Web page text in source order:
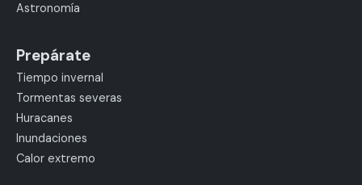
Astronomía
Prepárate
Tiempo invernal
Tormentas severas
Huracanes
Inundaciones
Calor extremo